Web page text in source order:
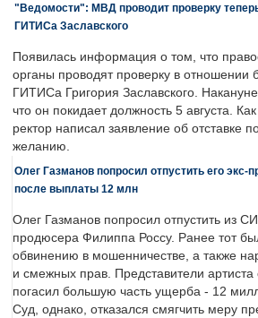
"Ведомости": МВД проводит проверку
ГИТИСа Заславского
Появилась информация о том, что
органы проводят проверку в отношении
ГИТИСа Григория Заславского.
что он покидает должность 5 августа.
ректор написал заявление об отставке
желанию.
Олег Газманов попросил отпустить его
после выплаты 12 млн
Олег Газманов попросил отпустить из
продюсера Филиппа Россу. Ранее тот
обвинению в мошенничестве, а также
и смежных прав. Представители
погасил большую часть ущерба - 12
Суд, однако, отказался смягчить меру